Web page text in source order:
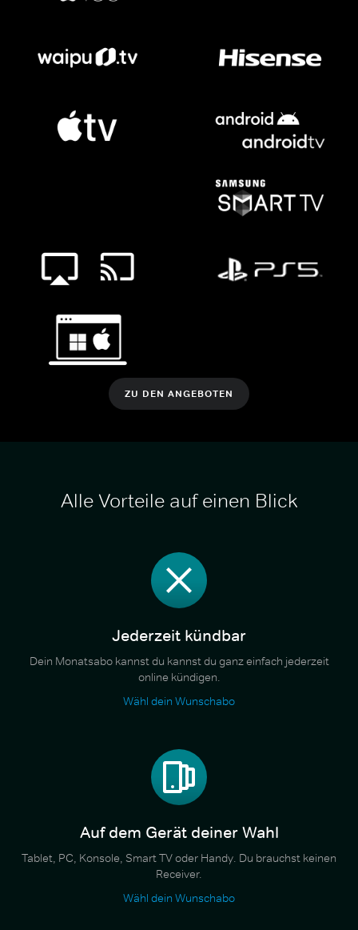
ZU DEN ANGEBOTEN
Alle Vorteile auf einen Blick
Jederzeit kündbar
Dein Monatsabo kannst du kannst du ganz einfach jederzeit
online kündigen.
Wähl dein Wunschabo
Auf dem Gerät deiner Wahl
Tablet, PC, Konsole, Smart TV oder Handy. Du brauchst keinen
Receiver.
Wähl dein Wunschabo